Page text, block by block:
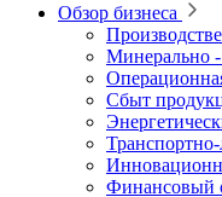
Обзор бизнеса
Минерально ‑
Сбыт
Финансовый